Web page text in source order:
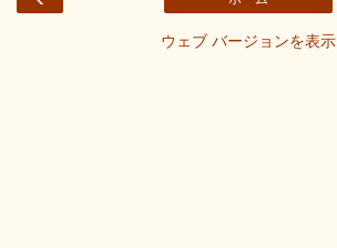
ウェブ バージョンを表示